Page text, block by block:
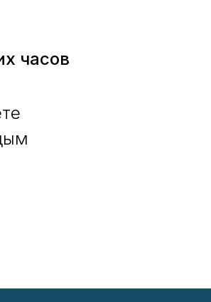
часов